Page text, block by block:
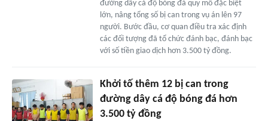
đường dây cá độ bóng đá quy mô đặc biệt
lớn, nâng tổng số bị can trong vụ án lên 97
người. Bước đầu, cơ quan điều tra xác định
các đối tượng đã tổ chức đánh bạc, đánh bạc
với số tiền giao dịch hơn 3.500 tỷ đồng.
Khởi tố thêm 12 bị can trong
đường dây cá độ bóng đá hơn
3.500 tỷ đồng